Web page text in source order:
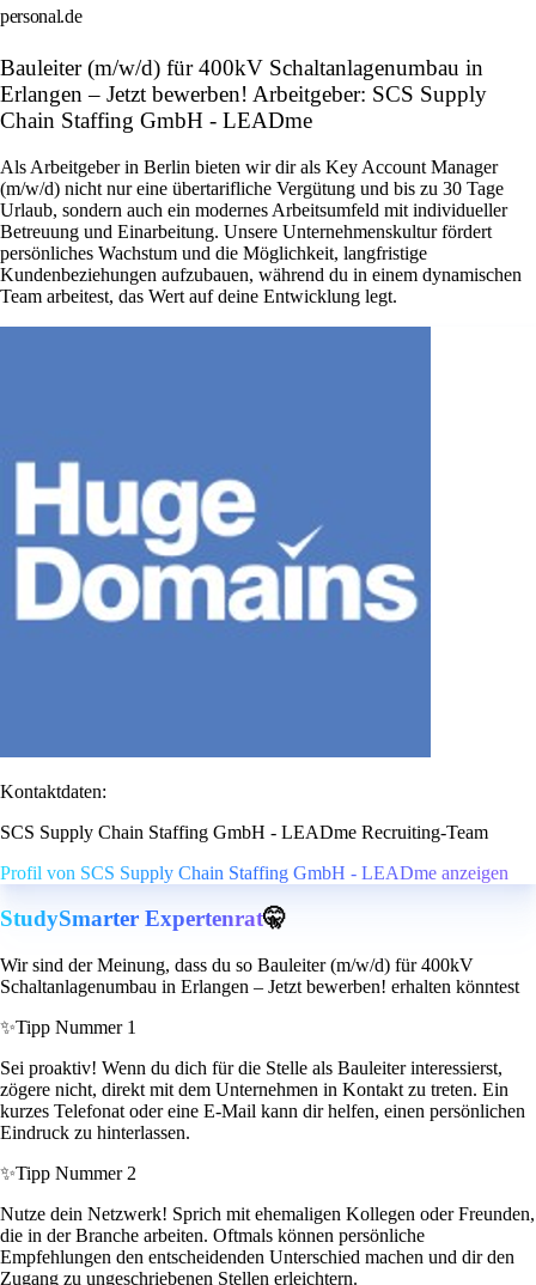
personal.de
Bauleiter (m/w/d) für 400kV Schaltanlagenumbau in
Erlangen – Jetzt bewerben! Arbeitgeber: SCS Supply
Chain Staffing GmbH - LEADme
Als Arbeitgeber in Berlin bieten wir dir als Key Account Manager
(m/w/d) nicht nur eine übertarifliche Vergütung und bis zu 30 Tage
Urlaub, sondern auch ein modernes Arbeitsumfeld mit individueller
Betreuung und Einarbeitung. Unsere Unternehmenskultur fördert
persönliches Wachstum und die Möglichkeit, langfristige
Kundenbeziehungen aufzubauen, während du in einem dynamischen
Team arbeitest, das Wert auf deine Entwicklung legt.
Kontaktdaten:
SCS Supply Chain Staffing GmbH - LEADme Recruiting-Team
Profil von SCS Supply Chain Staffing GmbH - LEADme anzeigen
StudySmarter Expertenrat🤫
Wir sind der Meinung, dass du so Bauleiter (m/w/d) für 400kV
Schaltanlagenumbau in Erlangen – Jetzt bewerben! erhalten könntest
✨Tipp Nummer 1
Sei proaktiv! Wenn du dich für die Stelle als Bauleiter interessierst,
zögere nicht, direkt mit dem Unternehmen in Kontakt zu treten. Ein
kurzes Telefonat oder eine E-Mail kann dir helfen, einen persönlichen
Eindruck zu hinterlassen.
✨Tipp Nummer 2
Nutze dein Netzwerk! Sprich mit ehemaligen Kollegen oder Freunden,
die in der Branche arbeiten. Oftmals können persönliche
Empfehlungen den entscheidenden Unterschied machen und dir den
Zugang zu ungeschriebenen Stellen erleichtern.